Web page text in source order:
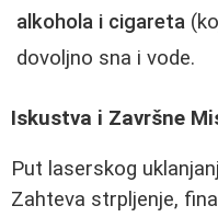
alkohola i cigareta
dovoljno sna i vode.
Iskustva i Završne
Put laserskog
Zahteva strpljenje,